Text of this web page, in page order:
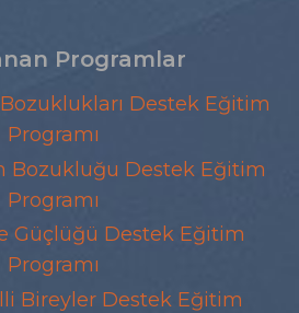
Programlar
Destek Eğitim
Programı
Bozukluğu Destek Eğitim
Programı
Güçlüğü Destek Eğitim
Programı
Bireyler Destek Eğitim